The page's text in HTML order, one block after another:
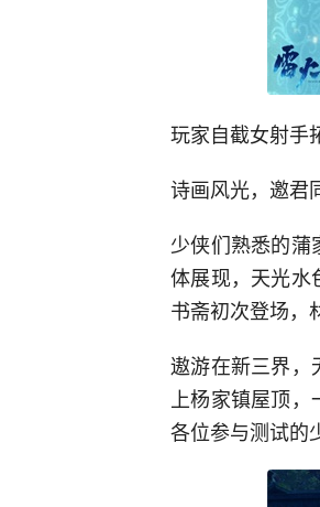
玩家自截女射手
诗画风光，邀君
少侠们熟悉的蒲
体展现，天光水
书斋初次登场，
遨游在新三界，
上杨家镇屋顶
各位参与测试的